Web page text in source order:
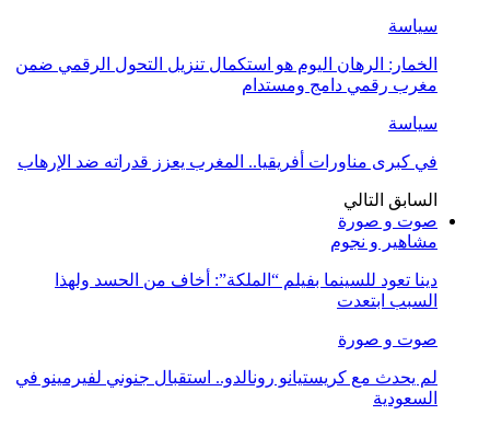
سياسة
الخمار: الرهان اليوم هو استكمال تنزيل التحول الرقمي ضمن
مغرب رقمي دامج ومستدام
سياسة
في كبرى مناورات أفريقيا.. المغرب يعزز قدراته ضد الإرهاب
السابق التالي
صوت و صورة
مشاهير و نجوم
دينا تعود للسينما بفيلم “الملكة”: أخاف من الحسد ولهذا
السبب ابتعدت
صوت و صورة
لم يحدث مع كريستيانو رونالدو.. استقبال جنوني لفيرمينو في
السعودية